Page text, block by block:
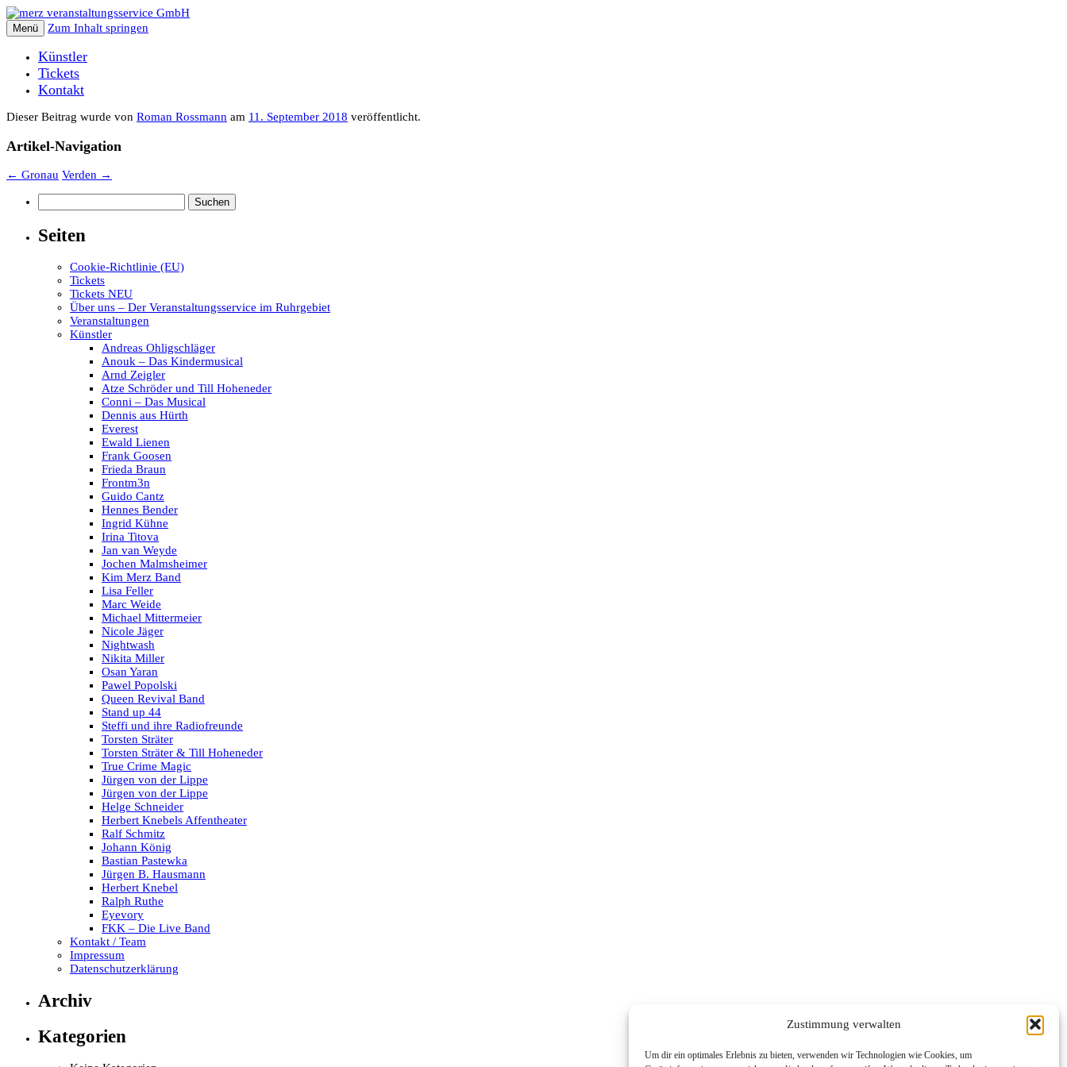
Zustimmung verwalten
Um dir ein optimales Erlebnis zu bieten, verwenden wir Technologien wie Cookies, um
Menü Zum Inhalt springen
Künstler
Tickets
Kontakt
Dieser Beitrag wurde von Roman Rossmann am 11. September 2018 veröffentlicht.
Artikel-Navigation
← Gronau Verden →
nach:
Seiten
Cookie-Richtlinie (EU)
Tickets
Tickets NEU
Über uns – Der Veranstaltungsservice im Ruhrgebiet
Veranstaltungen
Künstler
Andreas Ohligschläger
Anouk – Das Kindermusical
Arnd Zeigler
Atze Schröder und Till Hoheneder
Conni – Das Musical
Dennis aus Hürth
Everest
Ewald Lienen
Frank Goosen
Frieda Braun
Frontm3n
Guido Cantz
Hennes Bender
Ingrid Kühne
Irina Titova
Jan van Weyde
Jochen Malmsheimer
Kim Merz Band
Lisa Feller
Marc Weide
Michael Mittermeier
Nicole Jäger
Nightwash
Nikita Miller
Osan Yaran
Pawel Popolski
Queen Revival Band
Stand up 44
Steffi und ihre Radiofreunde
Torsten Sträter
Torsten Sträter & Till Hoheneder
True Crime Magic
Jürgen von der Lippe
Jürgen von der Lippe
Helge Schneider
Herbert Knebels Affentheater
Ralf Schmitz
Johann König
Bastian Pastewka
Jürgen B. Hausmann
Herbert Knebel
Ralph Ruthe
Eyevory
FKK – Die Live Band
Kontakt / Team
Impressum
Datenschutzerklärung
Archiv
Kategorien